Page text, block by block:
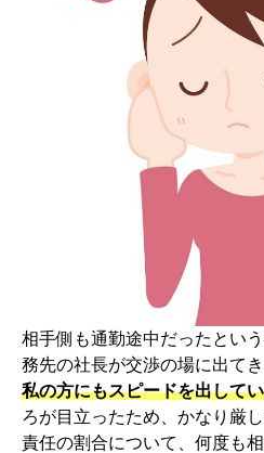
相手側も通勤途中だったとい
務先の社長が交渉の場に出て
私の方にもスピードを出して
ろが目立ったため、かなり厳し
責任の割合について、何度も